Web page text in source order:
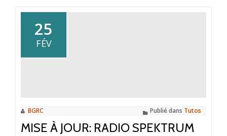
25
FÉV
BGRC Publié dans Tutos
MISE À JOUR: RADIO SPEKTRUM